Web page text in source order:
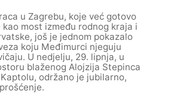
u Zagrebu, koje već gotovo
most između rodnog kraja i
još je jednom pokazalo
koju Međimurci njeguju
U nedjelju, 29. lipnja, u
blaženog Alojzija Stepinca
održano je jubilarno,